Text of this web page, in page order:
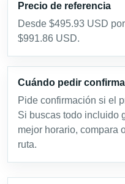
Precio de referencia
Desde $495.93 USD
$991.86 USD.
Cuándo pedir
Pide confirmación si el
Si buscas todo incluido
mejor horario, compara
ruta.